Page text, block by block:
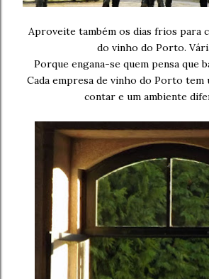
Aproveite também os dias frios para
do vinho do Porto.
Porque engana-se quem pensa que
Cada empresa de vinho do Porto tem
contar e um ambiente